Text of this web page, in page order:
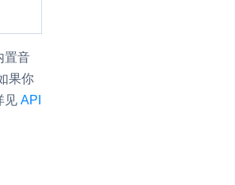
置音
果你
见 API